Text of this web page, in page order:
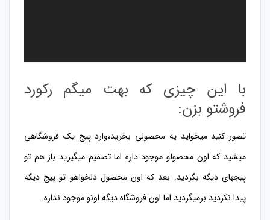
با این چیزی که بهت میگم رکورد
فروشتو بزن:
تصور کنید میخواید یه محصولی بخرید،وارد پیج یک فروشگاهی
میشید که اون محصولو موجود داره اما تصمیم میگیرید باز هم تو
پیجهای دیگه بگردید. بعد که اون محصول دلخواهو تو پیج دیگه
پیدا نکردید برمیگردید اما اون فروشگاه دیگه اونو موجود نداره.